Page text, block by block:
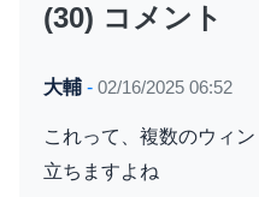
(30) コメント
大輔 - 02/16/2025 06:52
これって、複数のウィ
立ちますよね